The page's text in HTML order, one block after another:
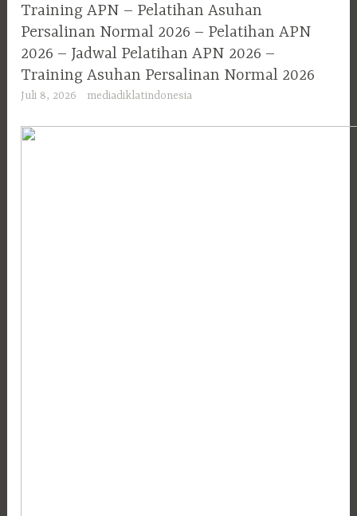
Training APN – Pelatihan Asuhan
Persalinan Normal 2026 – Pelatihan APN
2026 – Jadwal Pelatihan APN 2026 –
Training Asuhan Persalinan Normal 2026
Juli 8, 2026 mediadiklatindonesia